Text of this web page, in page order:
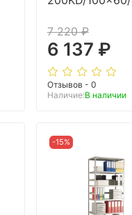
7 220 ₽
6 137 ₽
Отзывов - 0
Наличие:В наличии
-15%